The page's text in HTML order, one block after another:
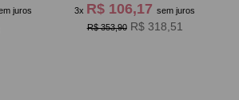
juros 3x R$ 106,17sem juros
R$ 353,90 R$ 318,51